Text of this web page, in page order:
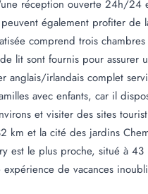
réception ouverte 24h/
également profiter
comprend trois
lit sont fournis pour assurer
anglais/irlandais complet
avec enfants, car il
et visiter des sites
km et la cité des jardins
est le plus proche, situé à
de vacances